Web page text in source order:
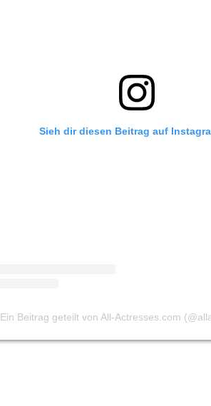
Sieh dir diesen Beitrag auf
Ein Beitrag geteilt von All-Actresses.com